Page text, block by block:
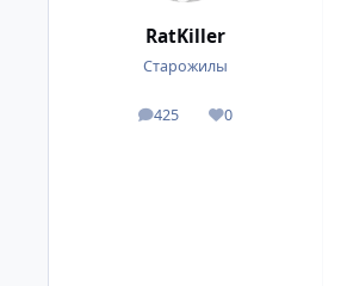
RatKiller
Старожилы
425
посты 0
Репутация